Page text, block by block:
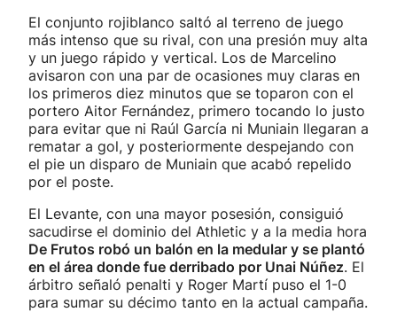
El conjunto rojiblanco saltó al terreno de juego
más intenso que su rival, con una presión muy alta
y un juego rápido y vertical. Los de Marcelino
avisaron con una par de ocasiones muy claras en
los primeros diez minutos que se toparon con el
portero Aitor Fernández, primero tocando lo justo
para evitar que ni Raúl García ni Muniain llegaran a
rematar a gol, y posteriormente despejando con
el pie un disparo de Muniain que acabó repelido
por el poste.
El Levante, con una mayor posesión, consiguió
sacudirse el dominio del Athletic y a la media hora
De Frutos robó un balón en la medular y se plantó
en el área donde fue derribado por Unai Núñez. El
árbitro señaló penalti y Roger Martí puso el 1-0
para sumar su décimo tanto en la actual campaña.